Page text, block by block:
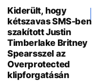
Kiderült, hogy
kétszavas SMS-ben
szakított Justin
Timberlake Britney
Spearsszel az
Overprotected
klipforgatásán